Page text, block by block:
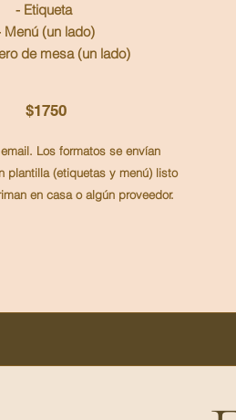
- Etiqueta
Menú (un lado)
de mesa (un lado)
$1750
Los formatos se envían
plantilla (etiquetas y menú) listo
en casa o algún proveedor.